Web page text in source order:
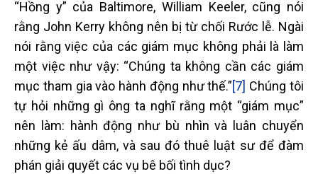
“Hồng y” của Baltimore, William Keeler, cũng nói
rằng John Kerry không nên bị từ chối Rước lễ. Ngài
nói rằng việc của các giám mục không phải là làm
một việc như vậy: “Chúng ta không cần các giám
mục tham gia vào hành động như thế.”[7] Chúng tôi
tự hỏi những gì ông ta nghĩ rằng một “giám mục”
nên làm: hành động như bù nhìn và luân chuyển
những kẻ ấu dâm, và sau đó thuê luật sư để đàm
phán giải quyết các vụ bê bối tình dục?